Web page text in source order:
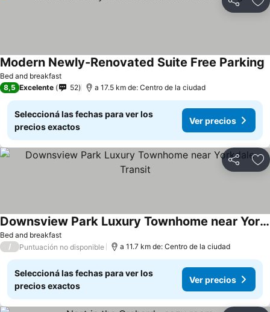
Compartir
Bed and breakfast
Modern Newly-Renovated Suite Free Parking
8,5 Excelente 52 a 17.5 km de: Centro de la ciudad
Seleccioná las fechas para ver los
precios exactos
Ver precios
Compartir
Bed and breakfast
Downsview Park Luxury Townhome near Yorkdale Transit
/ Puntuación no disponible a 11.7 km de: Centro de la ciudad
Seleccioná las fechas para ver los
precios exactos
Ver precios